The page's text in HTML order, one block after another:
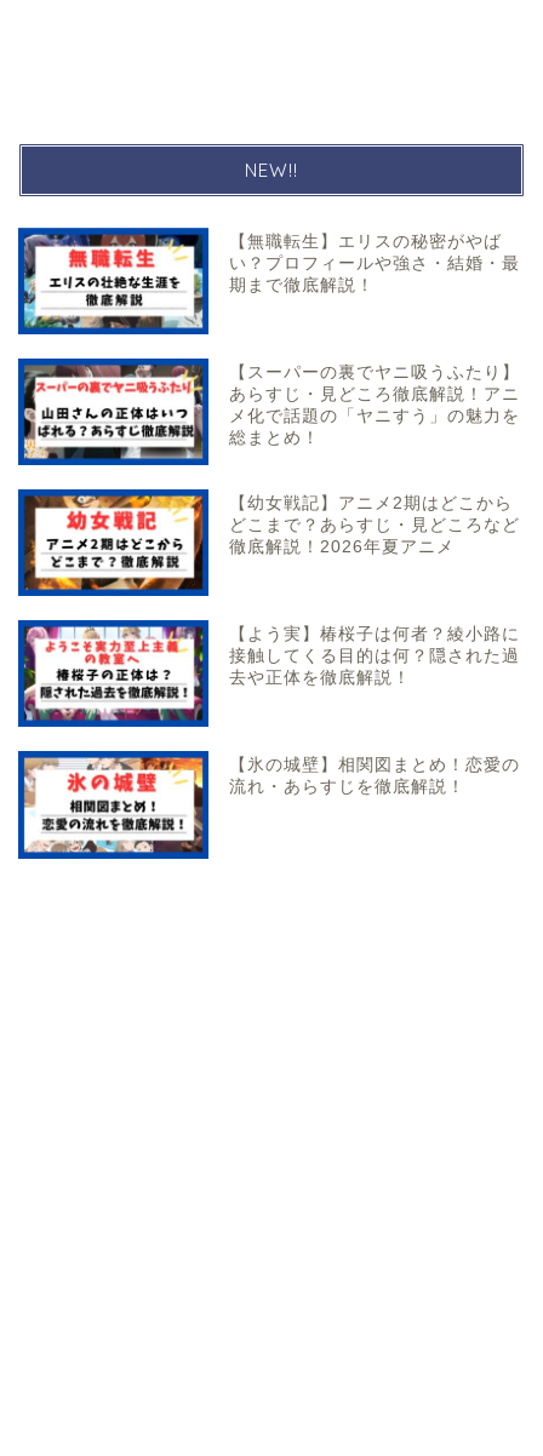
NEW!!
【無職転生】エリスの秘密がやば
い？プロフィールや強さ・結婚・最
期まで徹底解説！
【スーパーの裏でヤニ吸うふたり】
あらすじ・見どころ徹底解説！アニ
メ化で話題の「ヤニすう」の魅力を
総まとめ！
【幼女戦記】アニメ2期はどこから
どこまで？あらすじ・見どころなど
徹底解説！2026年夏アニメ
【よう実】椿桜子は何者？綾小路に
接触してくる目的は何？隠された過
去や正体を徹底解説！
【氷の城壁】相関図まとめ！恋愛の
流れ・あらすじを徹底解説！